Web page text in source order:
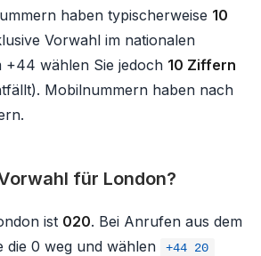
haben typischerweise 10
Vorwahl im nationalen
+44 wählen Sie jedoch 10 Ziffern
Mobilnummern haben nach
für London?
ist 020. Bei Anrufen aus dem
die 0 weg und wählen
+44 20